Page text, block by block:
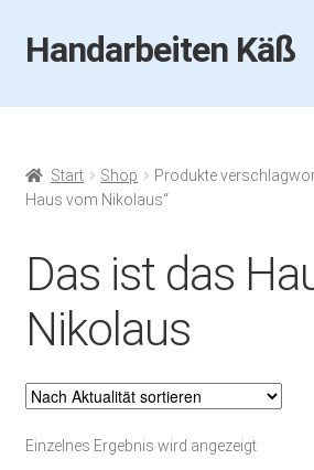
Zur
Navigation
Zum
Inhalt
Handarbeiten Käß
Startseite
Aktuelles
Termine
Handarbeiten-Käß-Shop
Kasse
Mein Konto
Start Shop
Produkte
Haus vom Nikolaus“
Das ist das
Nikolaus
Einzelnes Ergebnis wird angezeigt